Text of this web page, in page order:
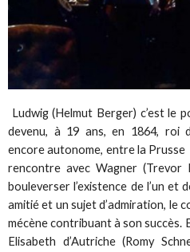
Ludwig (Helmut Berger) c’est le
devenu, à 19 ans, en 1864, roi
encore autonome, entre la
rencontre avec Wagner (Trevor
bouleverser l’existence de l’un et
amitié et un sujet d’admiration, le
mécène contribuant à son succès.
Elisabeth d’Autriche (Romy